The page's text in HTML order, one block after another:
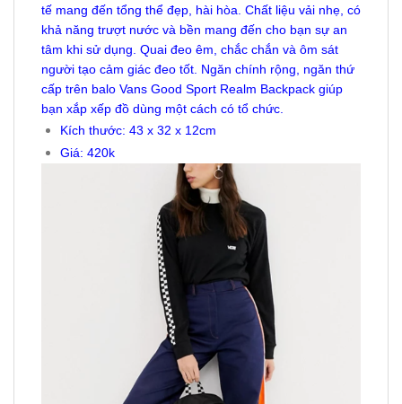
tế mang đến tổng thể đẹp, hài hòa. Chất liệu vải nhẹ, có
khả năng trượt nước và bền mang đến cho bạn sự an
tâm khi sử dụng. Quai đeo êm, chắc chắn và ôm sát
người tạo cảm giác đeo tốt. Ngăn chính rộng, ngăn thứ
cấp trên balo Vans Good Sport Realm Backpack giúp
bạn xắp xếp đồ dùng một cách có tổ chức.
Kích thước: 43 x 32 x 12cm
Giá: 420k